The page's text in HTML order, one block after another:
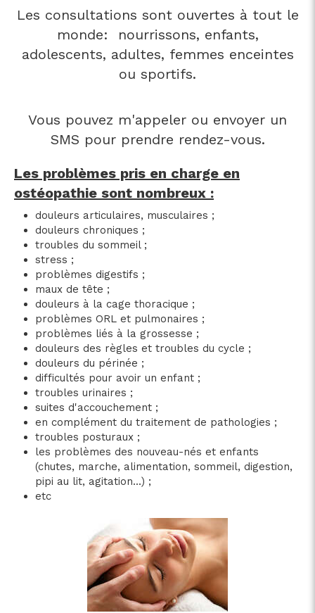
Les consultations sont ouvertes à tout le
monde: nourrissons, enfants,
adolescents, adultes, femmes enceintes
ou sportifs.
Vous pouvez m'appeler ou envoyer un
SMS pour prendre rendez-vous.
Les problèmes pris en charge en
ostéopathie sont nombreux :
douleurs articulaires, musculaires ;
douleurs chroniques ;
troubles du sommeil ;
stress ;
problèmes digestifs ;
maux de tête ;
douleurs à la cage thoracique ;
problèmes ORL et pulmonaires ;
problèmes liés à la grossesse ;
douleurs des règles et troubles du cycle ;
douleurs du périnée ;
difficultés pour avoir un enfant ;
troubles urinaires ;
suites d'accouchement ;
en complément du traitement de pathologies ;
troubles posturaux ;
les problèmes des nouveau-nés et enfants
(chutes, marche, alimentation, sommeil, digestion,
pipi au lit, agitation...) ;
etc